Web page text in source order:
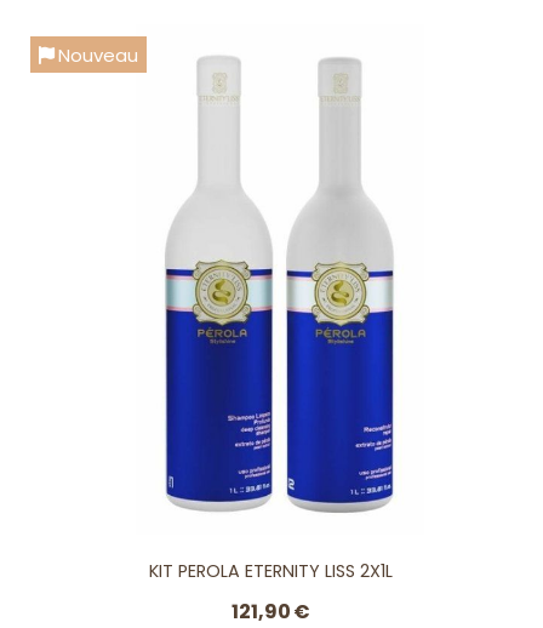
Nouveau
KIT PEROLA ETERNITY LISS 2X1L
121,90€